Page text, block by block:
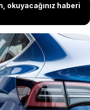
okuyacağınız haberi
fiyatlarına kadar
araçların
Tesla,
fiyat artışıyla